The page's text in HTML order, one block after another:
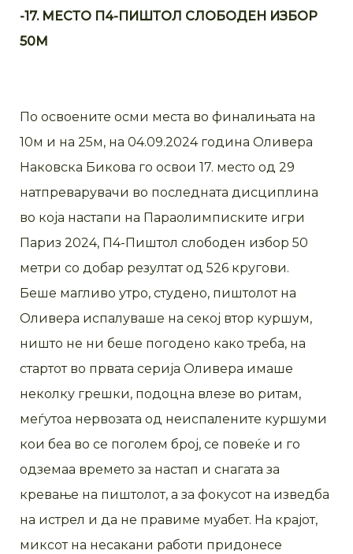
-17. МЕСТО П4-ПИШТОЛ СЛОБОДЕН ИЗБОР
50М
По освоените осми места во финалињата на
10м и на 25м, на 04.09.2024 година Оливера
Наковска Бикова го освои 17. место од 29
натпреварувачи во последната дисциплина
во која настапи на Параолимписките игри
Париз 2024, П4-Пиштол слободен избор 50
метри со добар резултат од 526 кругови.
Беше магливо утро, студено, пиштолот на
Оливера испалуваше на секој втор куршум,
ништо не ни беше погодено како треба, на
стартот во првата серија Оливера имаше
неколку грешки, подоцна влезе во ритам,
меѓутоа нервозата од неиспалените куршуми
кои беа во се поголем број, се повеќе и го
одземаа времето за настап и снагата за
кревање на пиштолот, а за фокусот на изведба
на истрел и да не правиме муабет. На крајот,
миксот на несакани работи придонесе